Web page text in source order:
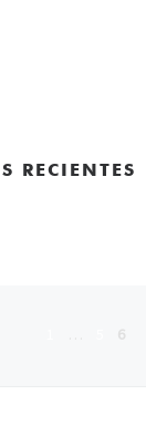
RECIENTES
de 6